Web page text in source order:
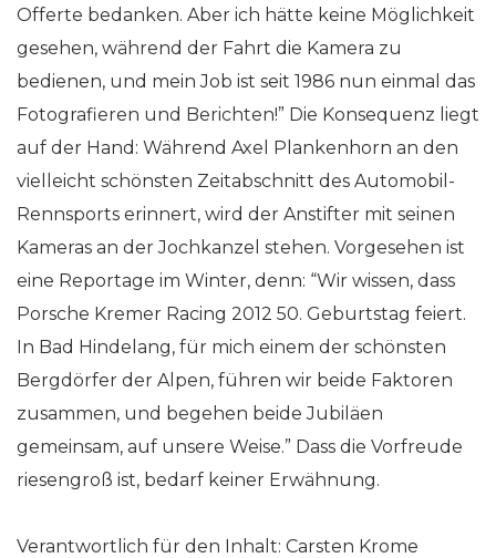
Offerte bedanken. Aber ich hätte keine Möglichkeit
gesehen, während der Fahrt die Kamera zu
bedienen, und mein Job ist seit 1986 nun einmal das
Fotografieren und Berichten!” Die Konsequenz liegt
auf der Hand: Während Axel Plankenhorn an den
vielleicht schönsten Zeitabschnitt des Automobil-
Rennsports erinnert, wird der Anstifter mit seinen
Kameras an der Jochkanzel stehen. Vorgesehen ist
eine Reportage im Winter, denn: “Wir wissen, dass
Porsche Kremer Racing 2012 50. Geburtstag feiert.
In Bad Hindelang, für mich einem der schönsten
Bergdörfer der Alpen, führen wir beide Faktoren
zusammen, und begehen beide Jubiläen
gemeinsam, auf unsere Weise.” Dass die Vorfreude
riesengroß ist, bedarf keiner Erwähnung.
Verantwortlich für den Inhalt: Carsten Krome